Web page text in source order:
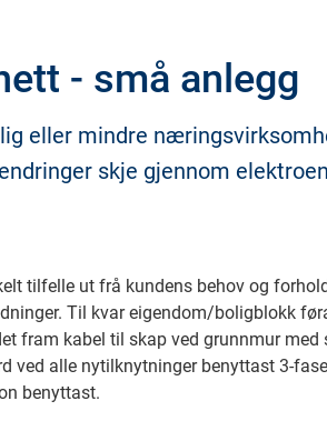
- små anlegg
eller mindre
skje gjennom
tilfelle ut frå kundens behov og
Til kvar eigendom/boligblokk
fram kabel til skap ved grunnmur
ved alle nytilknytninger benyttast 3-
benyttast.